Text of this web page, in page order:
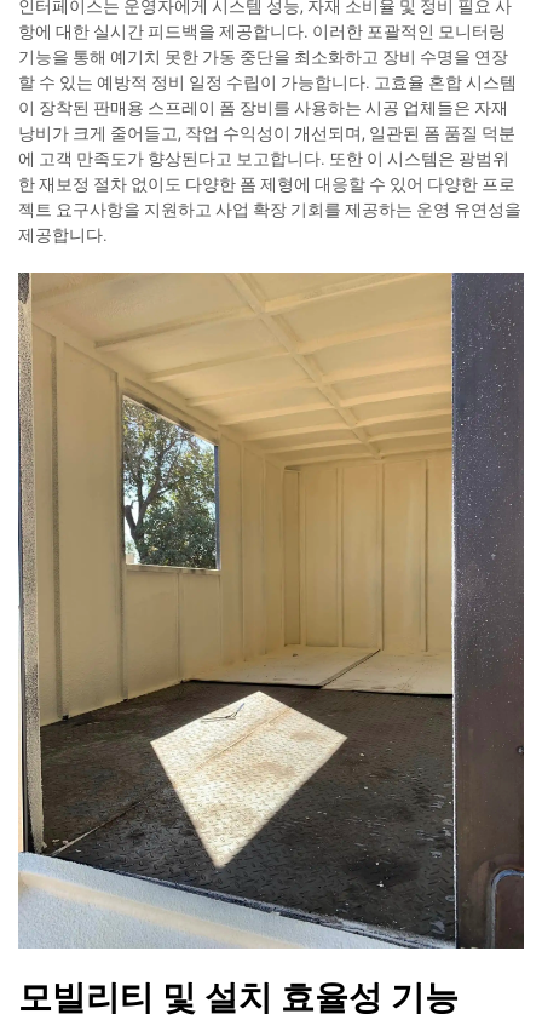
인터페이스는 운영자에게 시스템 성능, 자재 소비율 및 정비 필요 사
항에 대한 실시간 피드백을 제공합니다. 이러한 포괄적인 모니터링
기능을 통해 예기치 못한 가동 중단을 최소화하고 장비 수명을 연장
할 수 있는 예방적 정비 일정 수립이 가능합니다. 고효율 혼합 시스템
이 장착된 판매용 스프레이 폼 장비를 사용하는 시공 업체들은 자재
낭비가 크게 줄어들고, 작업 수익성이 개선되며, 일관된 폼 품질 덕분
에 고객 만족도가 향상된다고 보고합니다. 또한 이 시스템은 광범위
한 재보정 절차 없이도 다양한 폼 제형에 대응할 수 있어 다양한 프로
젝트 요구사항을 지원하고 사업 확장 기회를 제공하는 운영 유연성을
제공합니다.
모빌리티 및 설치 효율성 기능